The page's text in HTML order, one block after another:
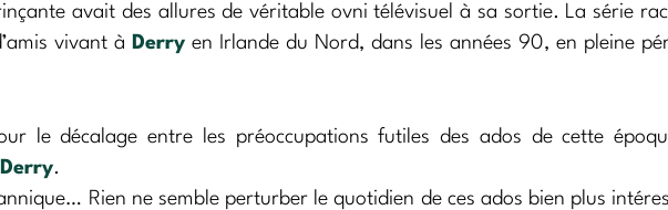
avait des allures de véritable ovni télévisuel à sa sortie. La série
vivant à Derryen Irlande du Nord, dans les années 90, en pleine
le décalage entre les préoccupations futiles des ados de cette
Derry.
Rien ne semble perturber le quotidien de ces ados bien plus